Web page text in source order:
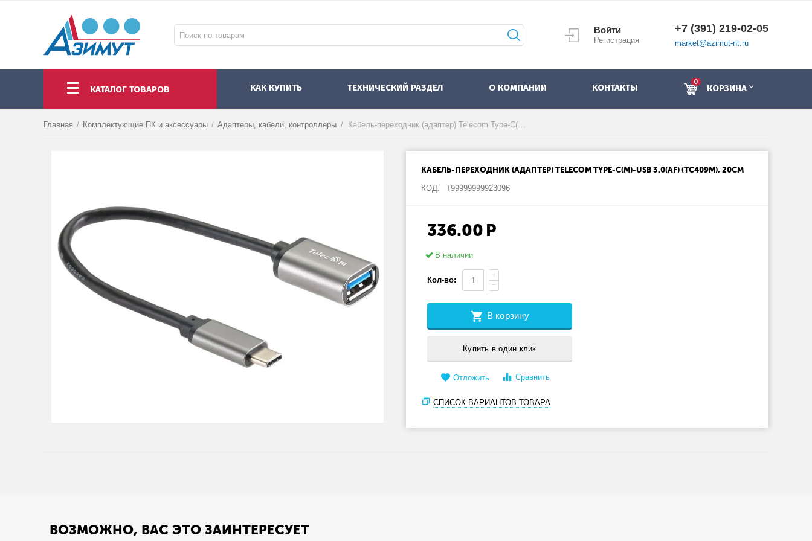
Войти
Регистрация
+7 (391) 219-02-05
market@azimut-nt.ru
КАТАЛОГ ТОВАРОВ КАК КУПИТЬ ТЕХНИЧЕСКИЙ РАЗДЕЛ О КОМПАНИИ КОНТАКТЫ
0
КОРЗИНА
Главная / Комплектующие ПК и аксессуары / Адаптеры, кабели, контроллеры / Кабель-переходник (адаптер) Telecom Type-C(m)-USB 3.0(Af) (TC409M), 20см
КАБЕЛЬ-ПЕРЕХОДНИК (АДАПТЕР) TELECOM TYPE-C(M)-USB 3.0(AF) (TC409M), 20СМ
КОД:
Т99999999923096
336.00 Р
В наличии
Кол-во:
+
−
В корзину
Купить в один клик
Отложить Сравнить
СПИСОК ВАРИАНТОВ ТОВАРА
ВОЗМОЖНО, ВАС ЭТО ЗАИНТЕРЕСУЕТ